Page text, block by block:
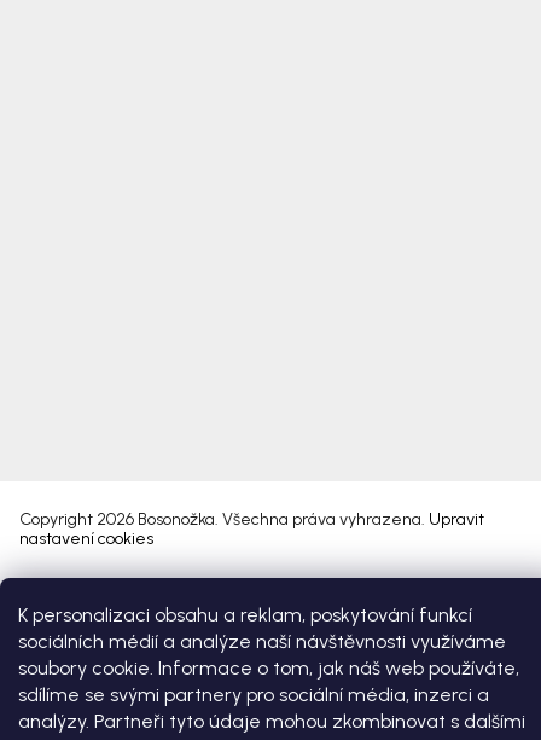
K personalizaci obsahu a reklam, poskytování funkcí
sociálních médií a analýze naší návštěvnosti využíváme
soubory cookie. Informace o tom, jak náš web používáte,
sdílíme se svými partnery pro sociální média, inzerci a
analýzy. Partneři tyto údaje mohou zkombinovat s dalšími
Copyright 2026 Bosonožka. Všechna práva vyhrazena. Upravit
nastavení cookies